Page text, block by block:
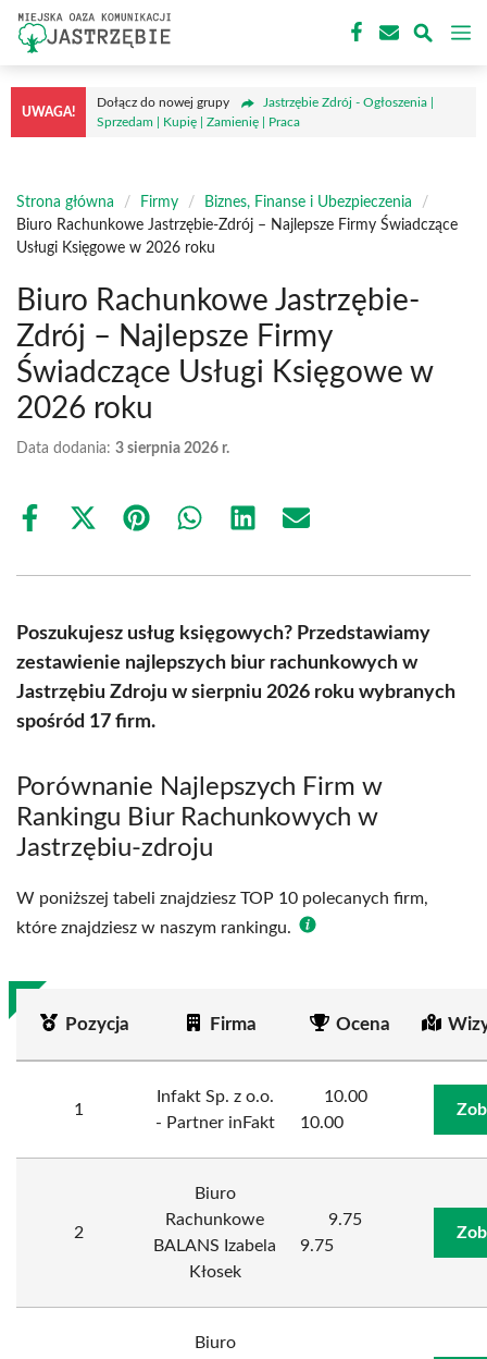
Przejdź
treści
UWAGA!
Dołącz do nowej grupy
Jastrzębie Zdrój - Ogłoszenia |
Sprzedam | Kupię | Zamienię | Praca
Strona główna / Firmy / Biznes, Finanse i Ubezpieczenia
/
Biuro Rachunkowe Jastrzębie-Zdrój – Najlepsze Firmy Świadczące
Usługi Księgowe w 2026 roku
Biuro Rachunkowe Jastrzębie-
Zdrój – Najlepsze Firmy
Świadczące Usługi Księgowe w
2026 roku
Data dodania: 3 sierpnia 2026 r.
Share
Share
(Twitter)
Share Share Share Share
Poszukujesz usług księgowych? Przedstawiamy
zestawienie najlepszych biur rachunkowych w
Jastrzębiu Zdroju w sierpniu 2026 roku wybranych
spośród 17 firm.
Porównanie Najlepszych Firm w
Rankingu Biur Rachunkowych w
Jastrzębiu-zdroju
W poniższej tabeli znajdziesz TOP 10 polecanych firm,
które znajdziesz w naszym rankingu.
Pozycja Firma Ocena
1
Infakt Sp. z o.o.
- Partner inFakt
10.00
10.00
2
Biuro
Rachunkowe
BALANS Izabela
Kłosek
9.75
9.75
Biuro